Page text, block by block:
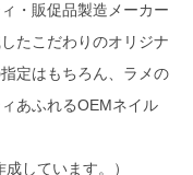
・販促品製造メーカー
たこだわりのオリジナ
定はもちろん、ラメの
あふれるOEMネイル
しています。）